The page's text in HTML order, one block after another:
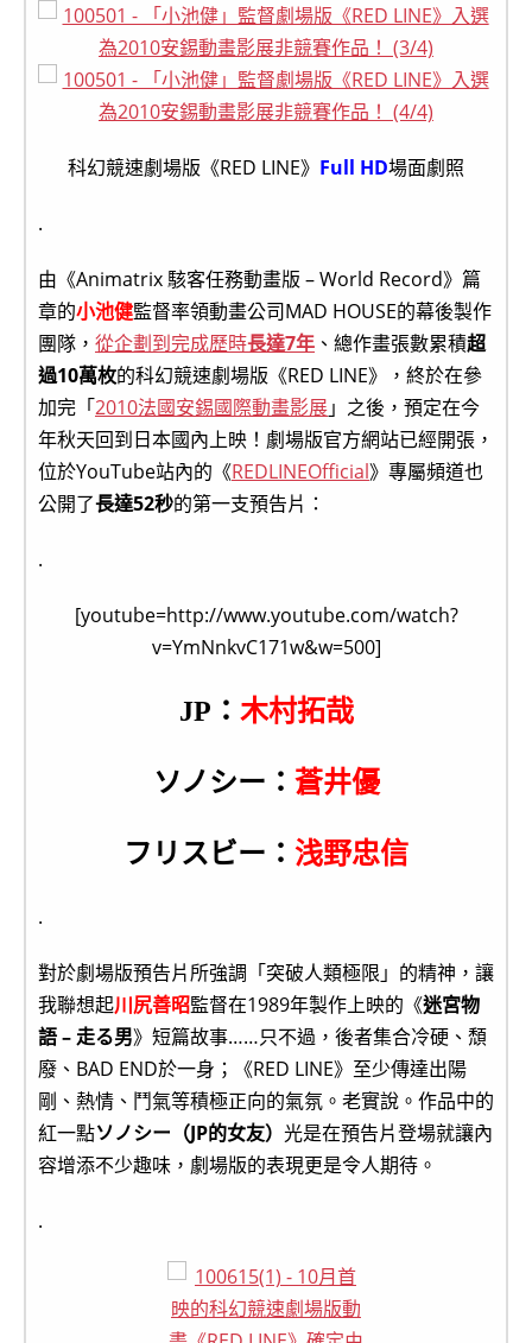
科幻競速劇場版《RED LINE》 Full HD場面劇照
.
由《Animatrix 駭客任務動畫版 – World Record》篇
章的小池健監督率領動畫公司MAD HOUSE的幕後製作
團隊， 從企劃到完成歷時長達7年 、總作畫張數累積超
過10萬枚的科幻競速劇場版《RED LINE》，終於在參
加完「2010法國安錫國際動畫影展」之後，預定在今
年秋天回到日本國內上映！劇場版官方網站已經開張，
位於YouTube站內的《REDLINEOfficial》專屬頻道也
公開了長達52秒的第一支預告片：
.
[youtube=http://www.youtube.com/watch?
v=YmNnkvC171w&w=500]
JP： 木村拓哉
ソノシー： 蒼井優
フリスビー： 浅野忠信
.
對於劇場版預告片所強調「突破人類極限」的精神，讓
我聯想起川尻善昭監督在1989年製作上映的《迷宮物
語 – 走る男》短篇故事……只不過，後者集合冷硬、頹
廢、BAD END於一身；《RED LINE》至少傳達出陽
剛、熱情、鬥氣等積極正向的氣氛。老實說。作品中的
紅一點ソノシー（JP的女友） 光是在預告片登場就讓內
容增添不少趣味，劇場版的表現更是令人期待。
.